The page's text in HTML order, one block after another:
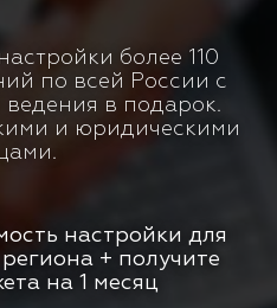
более 110
по всей России с
ведения в подарок.
и юридическими
настройки для
+ получите
на 1 месяц